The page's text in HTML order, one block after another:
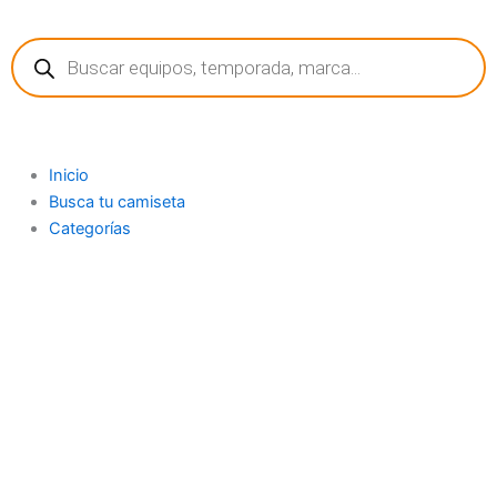
contenido
Búsqueda
de
productos
Inicio
Busca tu camiseta
Categorías